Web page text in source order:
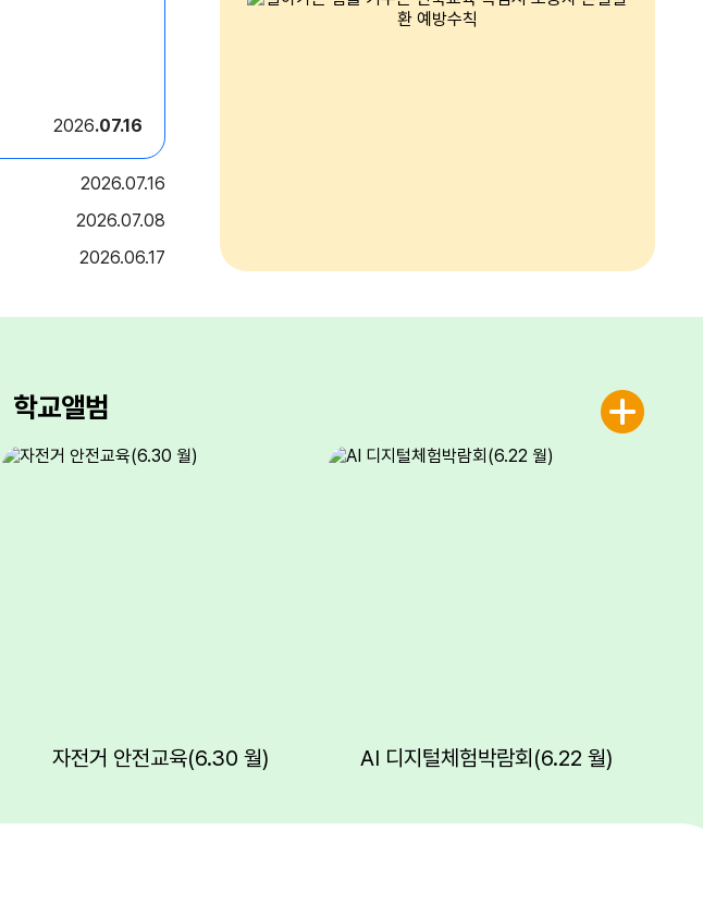
2026 07.16
2026 07.16
2026 07.08
2026 06.17
학교앨범
자전거 안전교육(6.30 월) AI 디지털체험박람회(6.22 월)